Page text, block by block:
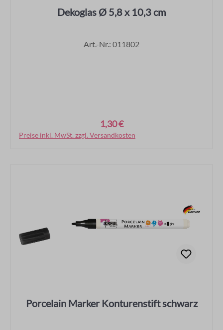
Dekoglas Ø 5,8 x 10,3 cm
Art.-Nr.: 011802
1,30 €
Preise inkl. MwSt. zzgl. Versandkosten
In den Warenkorb
Porcelain Marker Konturenstift schwarz